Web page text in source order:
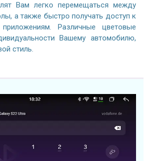
Вам легко перемещаться между
а также быстро получать доступ к
Различные цветовые
Вашему автомобилю,
стиль.